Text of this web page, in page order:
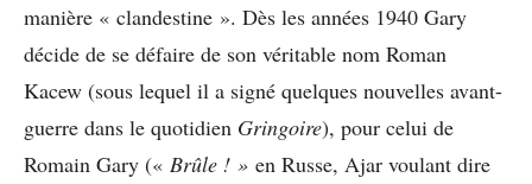
manière « clandestine ». Dès les années 1940 Gary
décide de se défaire de son véritable nom Roman
Kacew (sous lequel il a signé quelques nouvelles avant-
guerre dans le quotidien Gringoire), pour celui de
Romain Gary (« Brûle ! » en Russe, Ajar voulant dire